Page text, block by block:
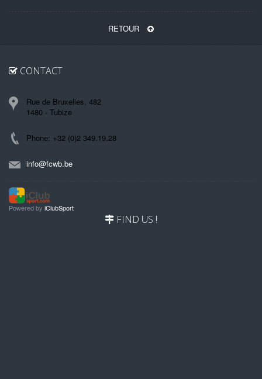
RETOUR
CONTACT
Rue de Bruxelles, 482
1480 - Tubize
Phone: +32 (0)2 349.19.28
info@fcwb.be
Powered by iClubSport
FIND US !